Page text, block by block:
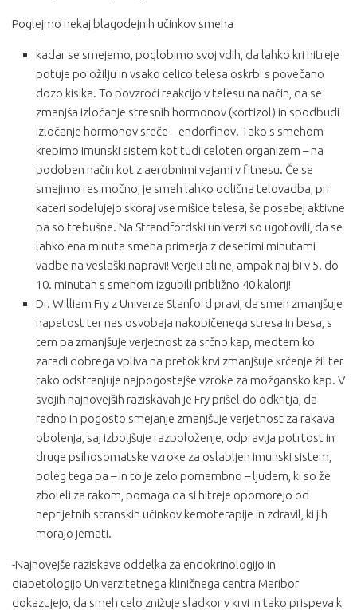
Poglejmo nekaj blagodejnih učinkov smeha
kadar se smejemo, poglobimo svoj vdih, da lahko kri hitreje
potuje po ožilju in vsako celico telesa oskrbi s povečano
dozo kisika. To povzroči reakcijo v telesu na način, da se
zmanjša izločanje stresnih hormonov (kortizol) in spodbudi
izločanje hormonov sreče – endorfinov. Tako s smehom
krepimo imunski sistem kot tudi celoten organizem – na
podoben način kot z aerobnimi vajami v fitnesu. Če se
smejimo res močno, je smeh lahko odlična telovadba, pri
kateri sodelujejo skoraj vse mišice telesa, še posebej aktivne
pa so trebušne. Na Strandfordski univerzi so ugotovili, da se
lahko ena minuta smeha primerja z desetimi minutami
vadbe na veslaški napravi! Verjeli ali ne, ampak naj bi v 5. do
10. minutah s smehom izgubili približno 40 kalorij!
Dr. William Fry z Univerze Stanford pravi, da smeh zmanjšuje
napetost ter nas osvobaja nakopičenega stresa in besa, s
tem pa zmanjšuje verjetnost za srčno kap, medtem ko
zaradi dobrega vpliva na pretok krvi zmanjšuje krčenje žil ter
tako odstranjuje najpogostejše vzroke za možgansko kap. V
svojih najnovejših raziskavah je Fry prišel do odkritja, da
redno in pogosto smejanje zmanjšuje verjetnost za rakava
obolenja, saj izboljšuje razpoloženje, odpravlja potrtost in
druge psihosomatske vzroke za oslabljen imunski sistem,
poleg tega pa – in to je zelo pomembno – ljudem, ki so že
zboleli za rakom, pomaga da si hitreje opomorejo od
neprijetnih stranskih učinkov kemoterapije in zdravil, ki jih
morajo jemati.
-Najnovejše raziskave oddelka za endokrinologijo in
diabetologijo Univerzitetnega kliničnega centra Maribor
dokazujejo, da smeh celo znižuje sladkor v krvi in tako prispeva k